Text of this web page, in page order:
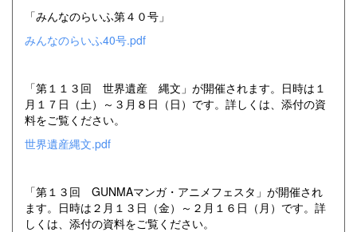
「みんなのらいふ第４０号」
みんなのらいふ40号.pdf
「第１１３回 世界遺産 縄文」が開催されます。日時は１
月１７日（土）～３月８日（日）です。詳しくは、添付の資
料をご覧ください。
世界遺産縄文.pdf
「第１３回 GUNMAマンガ・アニメフェスタ」が開催され
ます。日時は２月１３日（金）～２月１６日（月）です。詳
しくは、添付の資料をご覧ください。